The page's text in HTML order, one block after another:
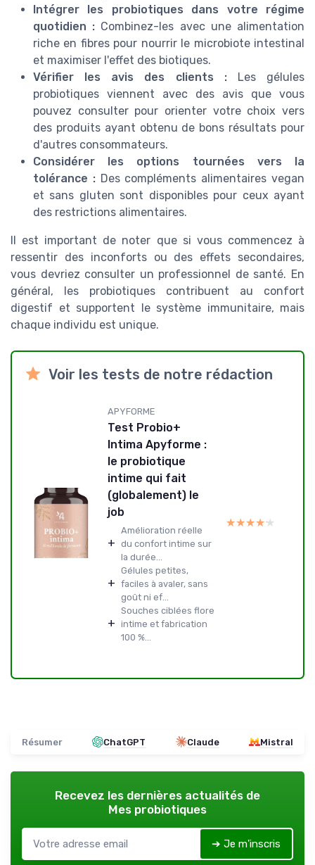
Intégrer les probiotiques dans votre régime
quotidien : Combinez-les avec une alimentation
riche en fibres pour nourrir le microbiote intestinal
et maximiser l'effet des biotiques.
Vérifier les avis des clients :Les gélules
probiotiques viennent avec des avis que vous
pouvez consulter pour orienter votre choix vers
des produits ayant obtenu de bons résultats pour
d'autres consommateurs.
Considérer les options tournées vers la
tolérance :Des compléments alimentaires vegan
et sans gluten sont disponibles pour ceux ayant
des restrictions alimentaires.
Il est important de noter que si vous commencez à
ressentir des inconforts ou des effets secondaires,
vous devriez consulter un professionnel de santé. En
général, les probiotiques contribuent au confort
digestif et supportent le système immunitaire, mais
chaque individu est unique.
Voir les tests de notre rédaction
APYFORME
Test Probio+
Intima Apyforme :
le probiotique
intime qui fait
(globalement) le
job
+
Amélioration réelle
du confort intime sur
la durée...
+
Gélules petites,
faciles à avaler, sans
goût ni ef...
+
Souches ciblées flore
intime et fabrication
100 %...
★★★★★
★★★★★
Résumer ChatGPT Claude Mistral
Recevez les dernières actualités de
Mes probiotiques
➔ Je m'inscris